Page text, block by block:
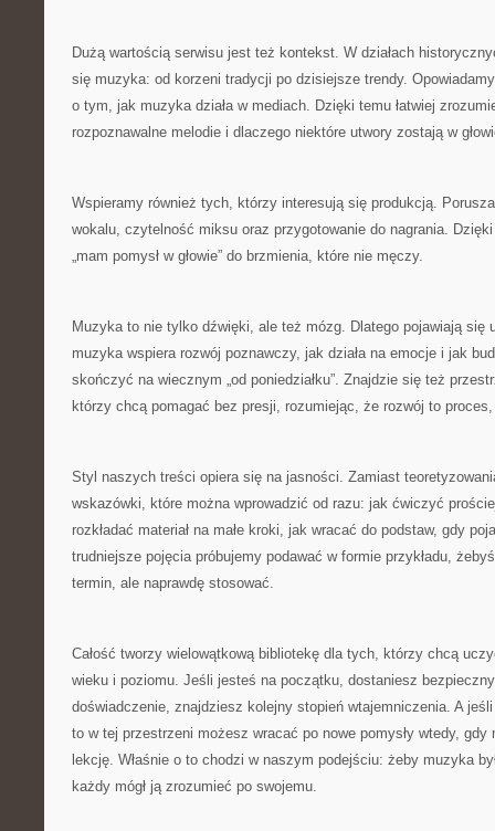
Dużą wartością serwisu jest też kontekst. W działach
się muzyka: od korzeni tradycji po dzisiejsze trendy.
o tym, jak muzyka działa w mediach. Dzięki temu łatwiej
rozpoznawalne melodie i dlaczego niektóre utwory zostają w
Wspieramy również tych, którzy interesują się produkcją.
wokalu, czytelność miksu oraz przygotowanie do nagrania.
„mam pomysł w głowie” do brzmienia, które nie męczy.
Muzyka to nie tylko dźwięki, ale też mózg. Dlatego pojawiają się
muzyka wspiera rozwój poznawczy, jak działa na emocje i jak
skończyć na wiecznym „od poniedziałku”. Znajdzie się też
którzy chcą pomagać bez presji, rozumiejąc, że rozwój to
Styl naszych treści opiera się na jasności. Zamiast
wskazówki, które można wprowadzić od razu: jak ćwiczyć
rozkładać materiał na małe kroki, jak wracać do podstaw, gdy
trudniejsze pojęcia próbujemy podawać w formie przykładu,
termin, ale naprawdę stosować.
Całość tworzy wielowątkową bibliotekę dla tych, którzy chcą
wieku i poziomu. Jeśli jesteś na początku, dostaniesz
doświadczenie, znajdziesz kolejny stopień wtajemniczenia. A
to w tej przestrzeni możesz wracać po nowe pomysły wtedy,
lekcję. Właśnie o to chodzi w naszym podejściu: żeby muzyka
każdy mógł ją zrozumieć po swojemu.